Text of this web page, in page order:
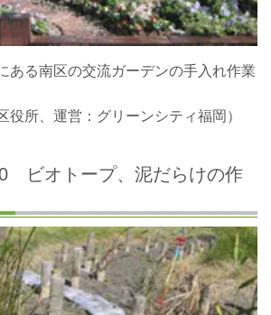
ある南区の交流ガーデンの手入れ作業
役所、運営：グリーンシティ福岡）
ビオトープ、泥だらけの作